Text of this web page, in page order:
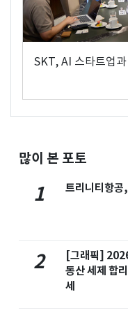
SKT, AI 스타트업
많이 본 포토
1 트리니티항공
2
[그래픽]
동산 세제 합
세